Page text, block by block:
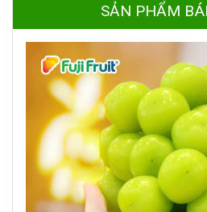
SẢN PHẨM